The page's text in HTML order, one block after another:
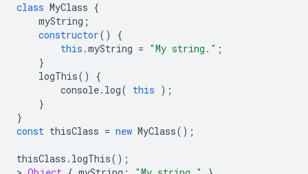
class MyClass {
myString ;
constructor()
{
this .myString = "My string." ;
}
logThis()
{
console. log( this );
}
}
const thisClass = new MyClass();
thisClass . logThis();